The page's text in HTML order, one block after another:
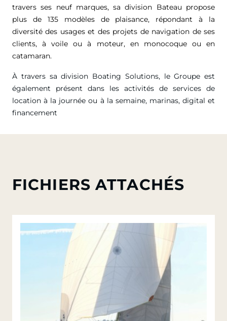
travers ses neuf marques, sa division Bateau propose
plus de 135 modèles de plaisance, répondant à la
diversité des usages et des projets de navigation de ses
clients, à voile ou à moteur, en monocoque ou en
catamaran.
À travers sa division Boating Solutions, le Groupe est
également présent dans les activités de services de
location à la journée ou à la semaine, marinas, digital et
financement
FICHIERS ATTACHÉS